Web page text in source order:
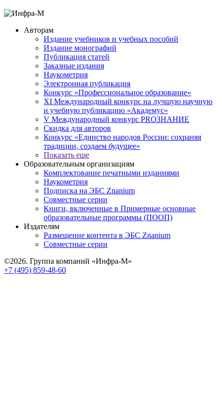
Авторам
Издание учебников и учебных пособий
Издание монографий
Публикация статей
Заказные издания
Наукометрия
Электронная публикация
Конкурс «Профессиональное образование»
XI Международный конкурс на лучшую научную
и учебную публикацию «Академус»
V Международный конкурс PROЗНАНИЕ
Скидка для авторов
Конкурс «Единство народов России: сохраняя
традиции, создаем будущее»
Показать еще
Образовательным организациям
Комплектование печатными изданиями
Наукометрия
Подписка на ЭБС Znanium
Совместные серии
Книги, включенные в Примерные основные
образовательные программы (ПООП)
Издателям
Размещение контента в ЭБС Znanium
Совместные серии
©2026. Группа компаний «Инфра-М»
+7 (495) 859-48-60